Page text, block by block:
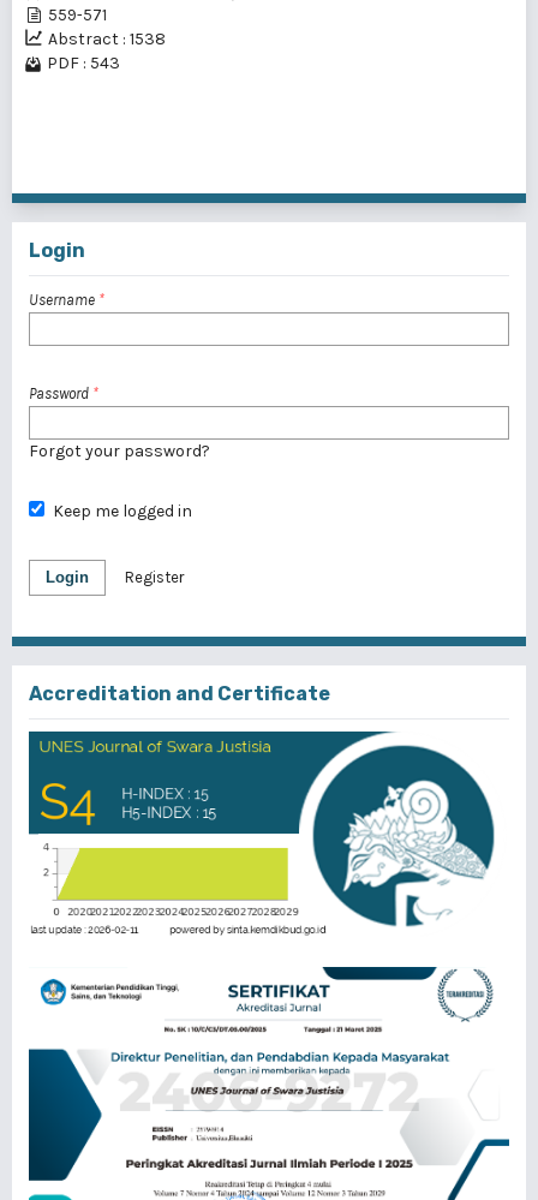
559-571
Abstract : 1538
PDF : 543
Login
Username *
Password *
Forgot your password?
Keep me logged in
Login Register
Accreditation and Certificate